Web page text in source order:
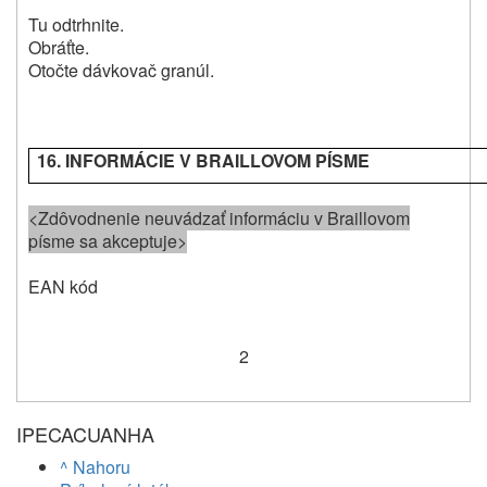
Tu odtrhnite.
Obráťte.
Otočte dávkovač granúl.
16. INFORMÁCIE V BRAILLOVOM PÍSME
<Zdôvodnenie neuvádzať informáciu v Braillovom
písme sa akceptuje>
EAN kód
2
IPECACUANHA
^ Nahoru